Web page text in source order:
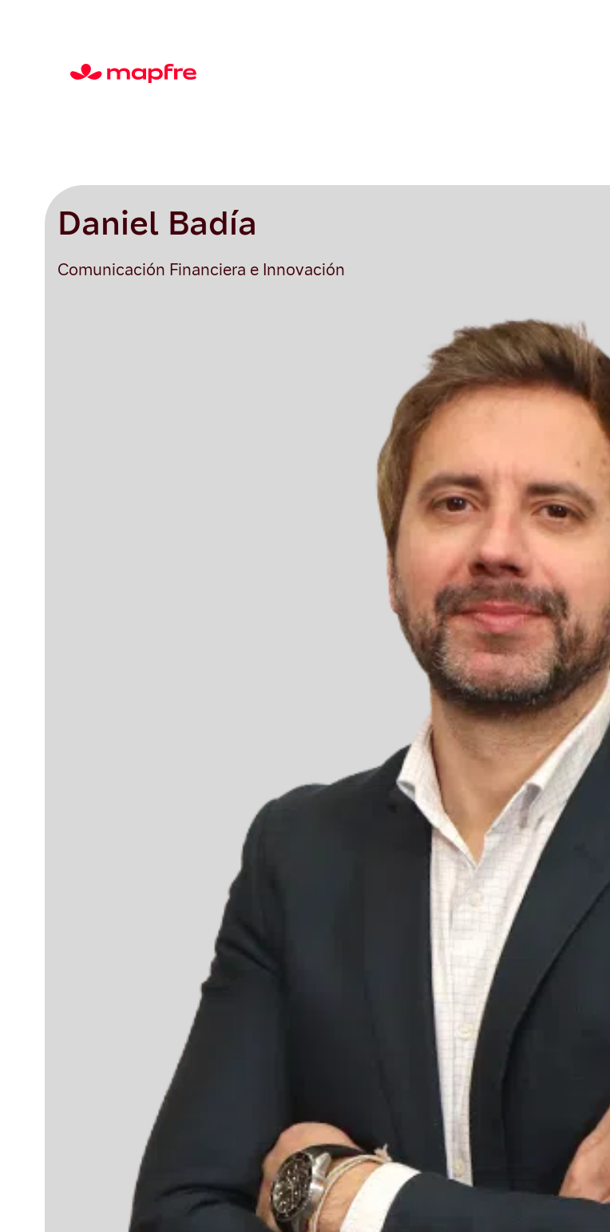
Daniel Badía
Comunicación Financiera e Innovación